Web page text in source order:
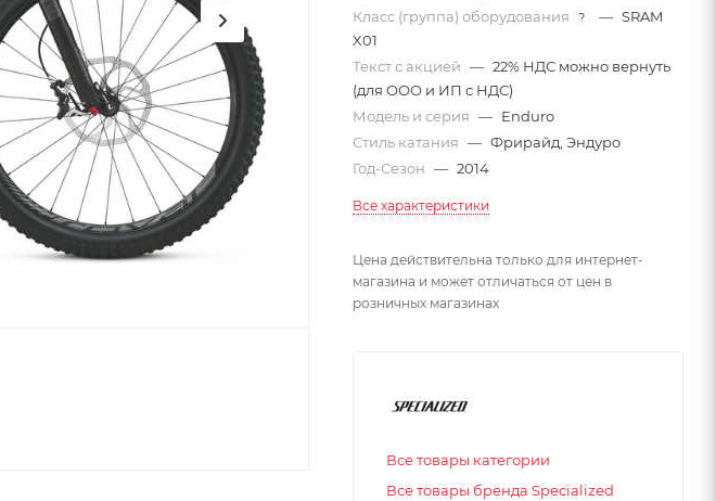
Класс (группа) оборудования
? — SRAM
X01
Текст с акцией — 22% НДС можно вернуть
(для ООО и ИП с НДС)
Модель и серия — Enduro
Стиль катания — Фрирайд, Эндуро
Год-Сезон — 2014
Все характеристики
Цена действительна только для интернет-
магазина и может отличаться от цен в
розничных магазинах
Все товары категории
Все товары бренда Specialized